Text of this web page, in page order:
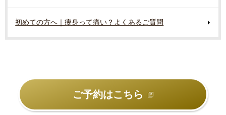
初めての方へ｜痩身って痛い？よくあるご質問
ご予約はこちら